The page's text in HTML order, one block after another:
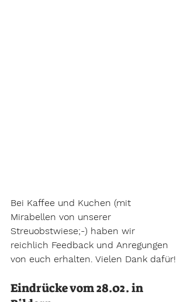
Bei Kaffee und Kuchen (mit
Mirabellen von unserer
Streuobstwiese;-) haben wir
reichlich Feedback und Anregungen
von euch erhalten. Vielen Dank dafür!
Eindrücke vom 28.02. in